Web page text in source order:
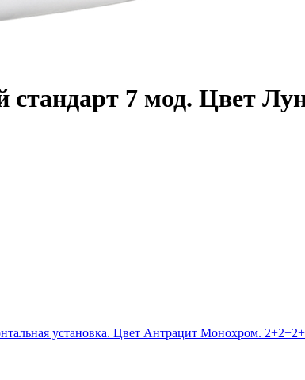
7 мод. Цвет
установка. Цвет Антрацит Монохром.